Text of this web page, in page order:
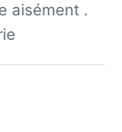
aisément .